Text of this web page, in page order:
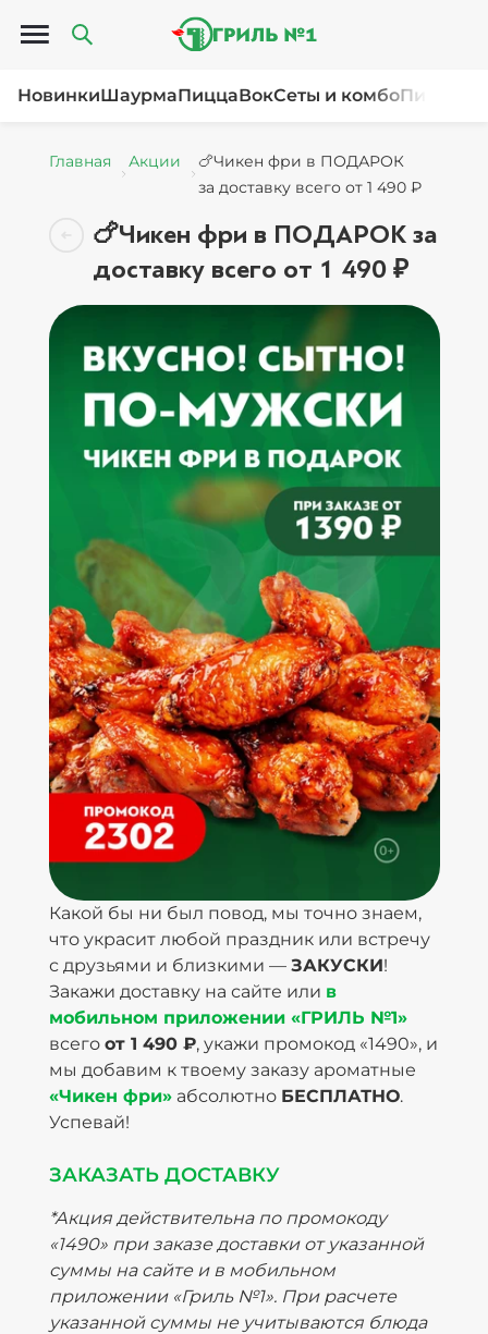
Открыть меню
НовинкиШаурмаПиццаВокСеты и комбоПироги
Главная Акции
🍗Чикен фри в ПОДАРОК
за доставку всего от 1 490 ₽
🍗Чикен фри в ПОДАРОК за
доставку всего от 1 490 ₽
Какой бы ни был повод, мы точно знаем,
что украсит любой праздник или встречу
с друзьями и близкими — ЗАКУСКИ!
Закажи доставку на сайте или в
мобильном приложении «ГРИЛЬ №1»
всего от 1 490 ₽, укажи промокод «1490», и
мы добавим к твоему заказу ароматные
«Чикен фри»абсолютно БЕСПЛАТНО.
Успевай!
ЗАКАЗАТЬ ДОСТАВКУ
*Акция действительна по промокоду
«1490» при заказе доставки от указанной
суммы на сайте и в мобильном
приложении «Гриль №1». При расчете
указанной суммы не учитываются блюда